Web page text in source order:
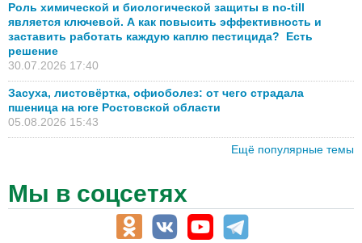
Роль химической и биологической защиты в no-till
является ключевой. А как повысить эффективность и
заставить работать каждую каплю пестицида? Есть
решение
30.07.2026 17:40
Засуха, листовёртка, офиоболез: от чего страдала
пшеница на юге Ростовской области
05.08.2026 15:43
Ещё популярные темы
Мы в соцсетях